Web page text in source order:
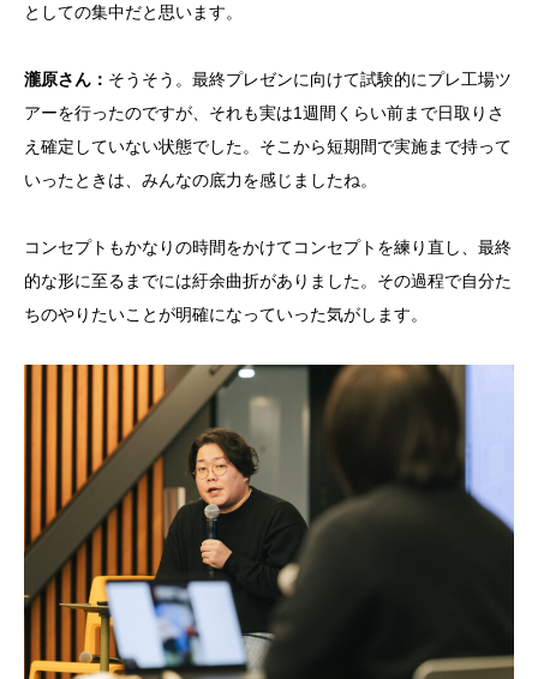
としての集中だと思います。
瀧原さん： そうそう。最終プレゼンに向けて試験的にプレ工場ツ
アーを行ったのですが、それも実は1週間くらい前まで日取りさ
え確定していない状態でした。そこから短期間で実施まで持って
いったときは、みんなの底力を感じましたね。
コンセプトもかなりの時間をかけてコンセプトを練り直し、最終
的な形に至るまでには紆余曲折がありました。その過程で自分た
ちのやりたいことが明確になっていった気がします。